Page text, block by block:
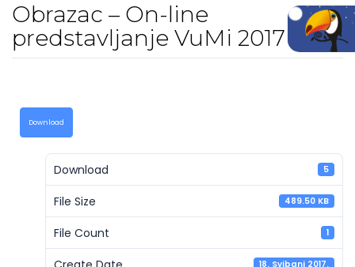
Obrazac – On-line
predstavljanje VuMi 2017
Download
Download 5
File Size 489.50 KB
File Count 1
18. Svibanj 2017.